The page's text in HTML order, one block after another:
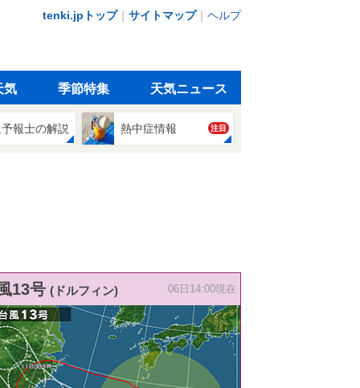
tenki.jpトップ｜ サイトマップ｜ ヘルプ
気 季節特集 天気ニュース
報士の解説 熱中症情報 注目
13号 (ドルフィン) 06日14:00現在